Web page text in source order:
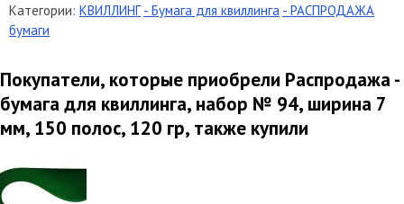
Категории: КВИЛЛИНГ - Бумага для квиллинга - РАСПРОДАЖА
бумаги
Покупатели, которые приобрели Распродажа -
бумага для квиллинга, набор № 94, ширина 7
мм, 150 полос, 120 гр, также купили